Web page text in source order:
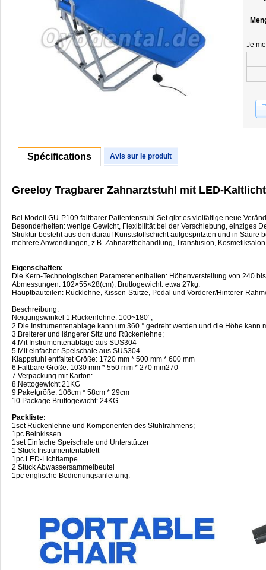
Je
Spécifications Avis sur le produit
Greeloy Tragbarer Zahnarztstuhl mit LED-
Bei Modell GU-P109 faltbarer Patientenstuhl Set gibt es vielfältige neue
Besonderheiten: wenige Gewicht, Flexibilität bei der Verschiebung, einziges
Struktur besteht aus den darauf Kunststoffschicht aufgespritzten und in
mehrere Anwendungen, z.B. Zahnarztbehandlung, Transfusion,
Eigenschaften:
Die Kern-Technologischen Parameter enthalten: Höhenverstellung von 240
Abmessungen: 102×55×28(cm); Bruttogewicht: etwa 27kg.
Hauptbauteilen: Rücklehne, Kissen-Stütze, Pedal und Vorderer/Hinterer-
Beschreibung:
Neigungswinkel 1.Rückenlehne: 100~180°;
2.Die Instrumentenablage kann um 360 ° gedreht werden und die Höhe kann
3.Breiterer und längerer Sitz und Rückenlehne;
4.Mit Instrumentenablage aus SUS304
5.Mit einfacher Speischale aus SUS304
Klappstuhl entfaltet Größe: 1720 mm * 500 mm * 600 mm
6.Faltbare Größe: 1030 mm * 550 mm * 270 mm270
7.Verpackung mit Karton:
8.Nettogewicht 21KG
9.Paketgröße: 106cm * 58cm * 29cm
10.Package Bruttogewicht: 24KG
Packliste:
1set Rückenlehne und Komponenten des Stuhlrahmens;
1pc Beinkissen
1set Einfache Speischale und Unterstützer
1 Stück Instrumententablett
1pc LED-Lichtlampe
2 Stück Abwassersammelbeutel
1pc englische Bedienungsanleitung.